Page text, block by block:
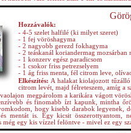
Hozzávalók:
- 4-5 szelet halfilé (ki milyet szeret)
- 1 fej vöröshagyma
- 2 nagyobb gerezd fokhagyma
- 2 teáskanál koriandermag mozsárban
- 1 konzerv egész paradicsom
- 1 csokor friss petrezselyem
- 1 ág friss menta, fél citrom leve,
Elkészítés: A halakat kiolajozott
citrom levét, majd félreteszem, amíg a
megpárolom a karikára vágott
és finomabb ízt kapunk, mintha
hogy kisebb darabok legyenek,
és mentát is. Egy kicsit
még egy kis vízzel felöntve - mivel ez egy